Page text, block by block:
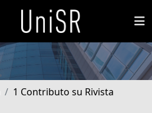
1 Contributo su Rivista